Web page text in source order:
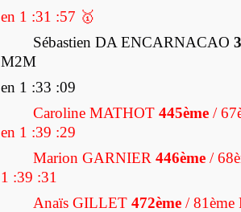
en 1 :31 :57 🥇
Sébastien DA ENCARNACAO
M2M
en 1 :33 :09
Caroline MATHOT 445ème /
en 1 :39 :29
Marion GARNIER 446ème /
1 :39 :31
Anaïs GILLET 472ème / 81ème